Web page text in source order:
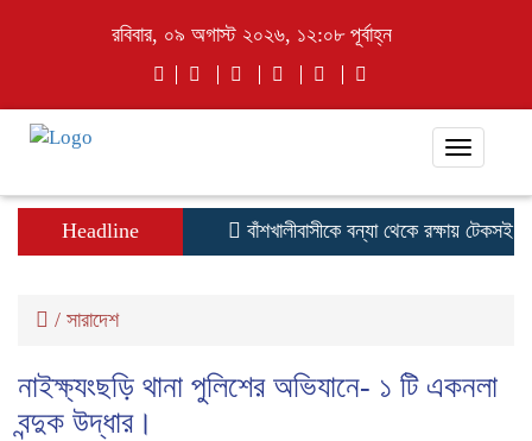
রবিবার, ০৯ অগাস্ট ২০২৬, ১২:০৮ পূর্বাহ্ন
Toggle
Headline বাঁশখালীবাসীকে বন্যা থেকে রক্ষায় টেকসই
/ সারাদেশ
নাইক্ষ্যংছড়ি থানা পুলিশের অভিযানে- ১ টি একনলা
বন্দুক উদ্ধার।